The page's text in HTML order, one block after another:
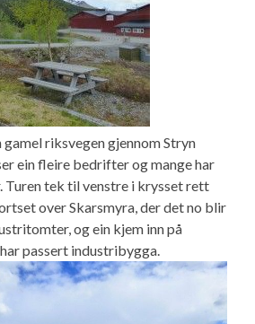
gamel riksvegen gjennom Stryn
ein fleire bedrifter og mange har
Turen tek til venstre i krysset rett
over Skarsmyra, der det no blir
og ein kjem inn på
passert industribygga.